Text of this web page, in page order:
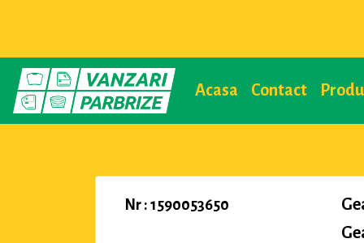
Acasa Contact
Nr : 1590053650